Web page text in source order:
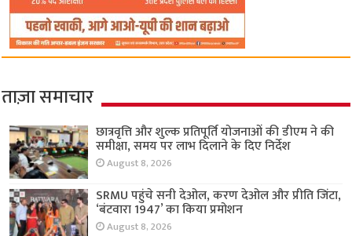
ताज़ा समाचार
छात्रवृत्ति और शुल्क प्रतिपूर्ति योजनाओं की डीएम ने की
समीक्षा, समय पर लाभ दिलाने के दिए निर्देश
August 8, 2026
SRMU पहुंचे सनी देओल, करण देओल और प्रीति जिंटा,
‘बंटवारा 1947’ का किया प्रमोशन
August 8, 2026